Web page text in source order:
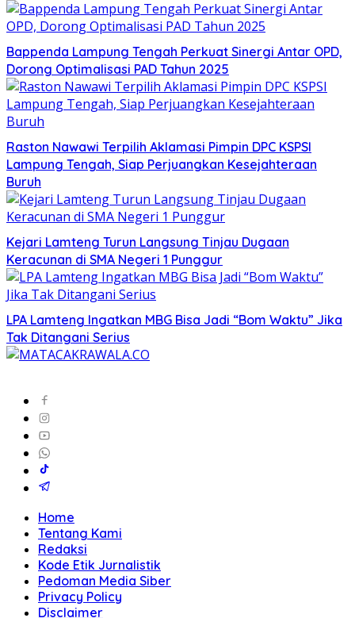
Bappenda Lampung Tengah Perkuat Sinergi Antar OPD,
Dorong Optimalisasi PAD Tahun 2025
Raston Nawawi Terpilih Aklamasi Pimpin DPC KSPSI
Lampung Tengah, Siap Perjuangkan Kesejahteraan
Buruh
Kejari Lamteng Turun Langsung Tinjau Dugaan
Keracunan di SMA Negeri 1 Punggur
LPA Lamteng Ingatkan MBG Bisa Jadi “Bom Waktu” Jika
Tak Ditangani Serius
Home
Tentang Kami
Redaksi
Kode Etik Jurnalistik
Pedoman Media Siber
Privacy Policy
Disclaimer